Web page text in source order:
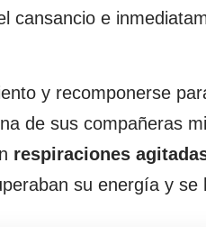
cansancio e
y recomponerse
de sus compañeras
respiraciones
su energía y se